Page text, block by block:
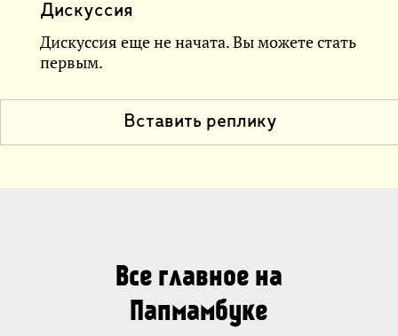
Дискуссия
Дискуссия еще не начата. Вы можете стать
первым.
Вставить реплику
Все главное на
Папмамбуке